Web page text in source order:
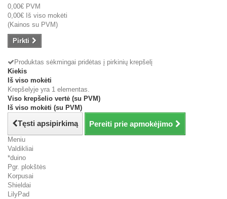
0,00€ PVM
0,00€ Iš viso mokėti
(Kainos su PVM)
Pirkti
Produktas sėkmingai pridėtas į pirkinių krepšelį
Kiekis
Iš viso mokėti
Krepšelyje yra 1 elementas.
Viso krepšelio vertė (su PVM)
Iš viso mokėti (su PVM)
Tęsti apsipirkimą Pereiti prie apmokėjimo
Meniu
Valdikliai
*duino
Pgr. plokštės
Korpusai
Shieldai
LilyPad